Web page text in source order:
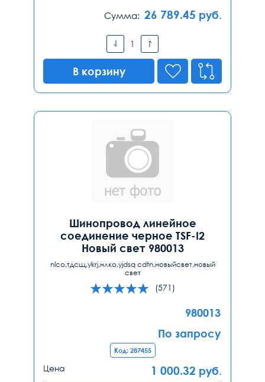
Сумма: 26 789.45 руб.
В корзину
Шинопровод линейное
соединение черное TSF-I2
Новый свет 980013
nlco,тдсщ,ykrj,нлко,yjdsq cdtn,новыйсвет,новый
свет
(571)
980013
По запросу
Код: 287455
Цена 1 000.32 руб.